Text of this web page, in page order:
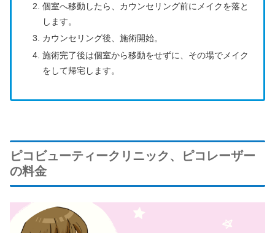
個室へ移動したら、カウンセリング前にメイクを落と
します。
カウンセリング後、施術開始。
施術完了後は個室から移動をせずに、その場でメイク
をして帰宅します。
ピコビューティークリニック、ピコレーザー
の料金